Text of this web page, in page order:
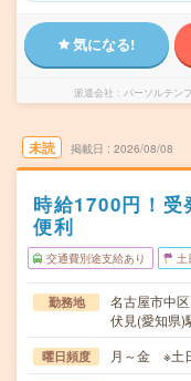
気になる!
派遣会社 パーソルテン
未読 掲載日 2026/08/08
時給1700円！受
便利
交通費別途支給あり 土
勤務地
名古屋市中区
伏見(愛知県)
曜日頻度 月～金 ※土